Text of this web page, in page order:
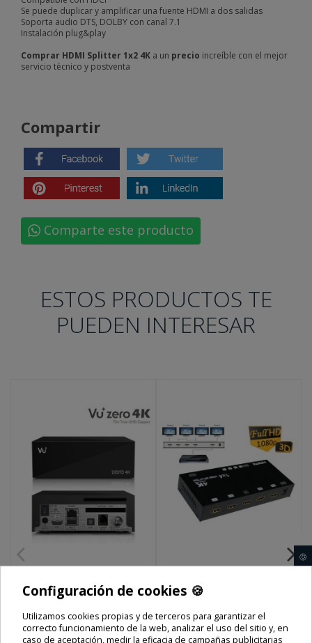
Se puede duplicar y amplificar una fuente HDMI a dos salidas
Soporta audio DTS, DOLBY con canal 7.1
Instalación plug&play
Comprar HDMI Splitter 1x2 4K a un precio increíble con el mejor
servicio técnico y postventa
Compartir
Comparte este producto
ESTOS PRODUCTOS TE
PUEDEN INTERESAR
Precio final Precio final
Configuración de cookies 🍪
Utilizamos cookies propias y de terceros para garantizar el
correcto funcionamiento de la web, analizar el uso del sitio y, en
caso de aceptación, medir la eficacia de campañas publicitarias
🍪